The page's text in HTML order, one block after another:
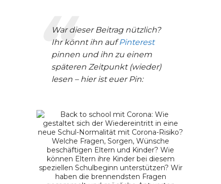
War dieser Beitrag nützlich?
Ihr könnt ihn aufPinterest
pinnen und ihn zu einem
späteren Zeitpunkt (wieder)
lesen – hier ist euer Pin: